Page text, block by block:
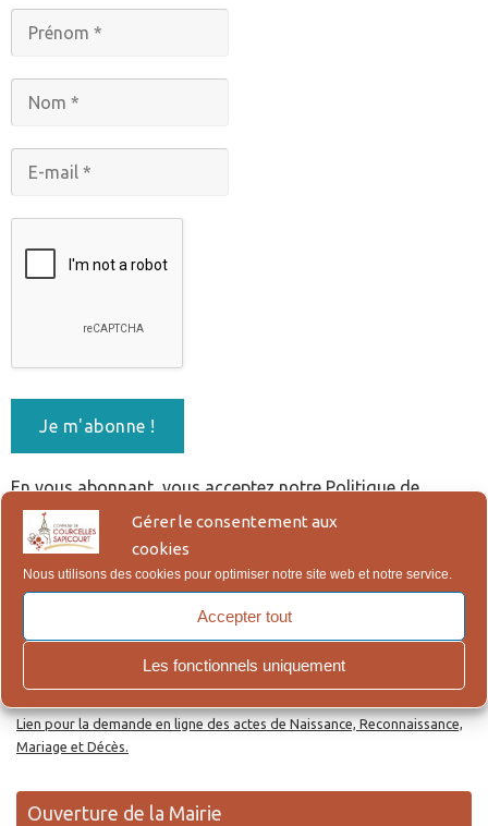
Gérer le consentement aux
cookies
Nous utilisons des cookies pour optimiser notre site web et notre service.
Accepter tout
Les fonctionnels uniquement
En vous abonnant, vous acceptez notre Politique de
Confidentialité, qui figure en bas de page.
Actes d’Etat Civil en ligne
Lien pour la demande en ligne des actes de Naissance, Reconnaissance,
Mariage et Décès.
Ouverture de la Mairie